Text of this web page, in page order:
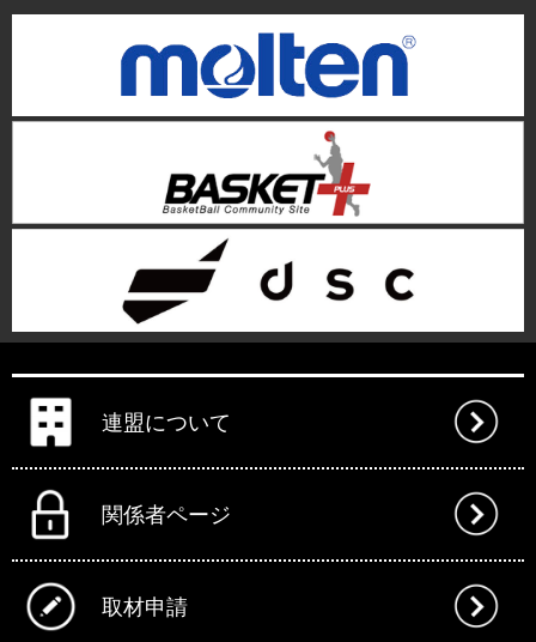
連盟について
関係者ページ
取材申請